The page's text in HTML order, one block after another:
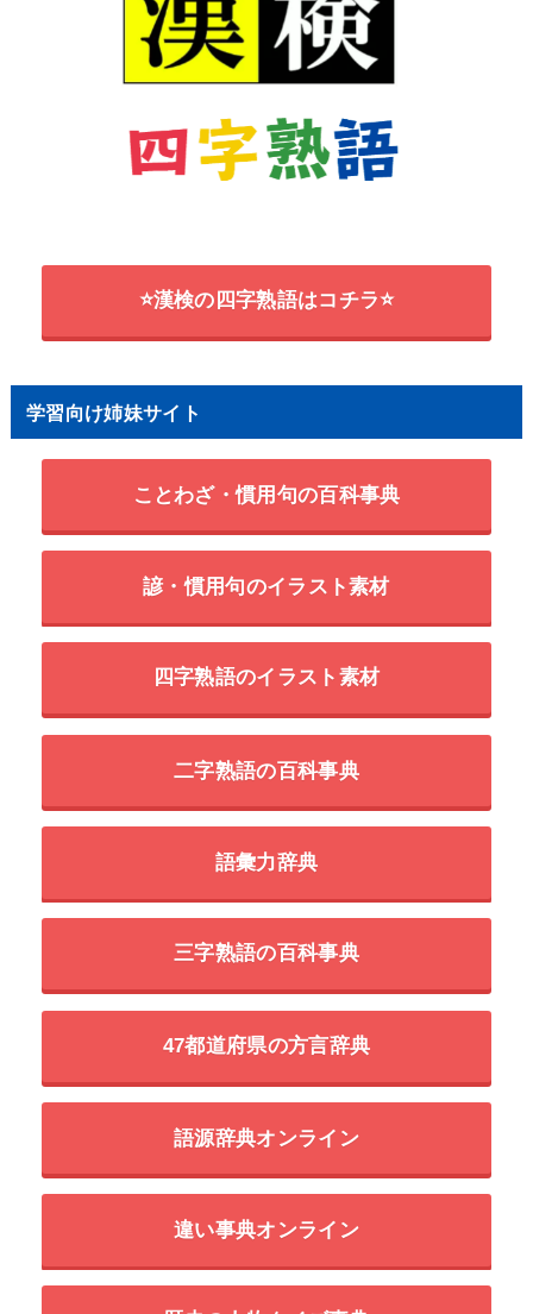
⭐漢検の四字熟語はコチラ⭐
学習向け姉妹サイト
ことわざ・慣用句の百科事典
諺・慣用句のイラスト素材
四字熟語のイラスト素材
二字熟語の百科事典
語彙力辞典
三字熟語の百科事典
47都道府県の方言辞典
語源辞典オンライン
違い事典オンライン